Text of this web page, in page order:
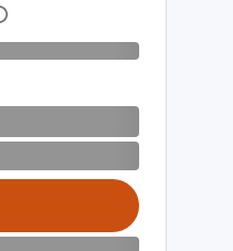
Open het dialoogvenster